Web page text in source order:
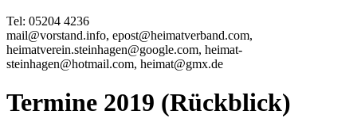
Tel: 05204 4236
mail@vorstand.info, epost@heimatverband.com,
heimatverein.steinhagen@google.com, heimat-
steinhagen@hotmail.com, heimat@gmx.de
Termine 2019 (Rückblick)